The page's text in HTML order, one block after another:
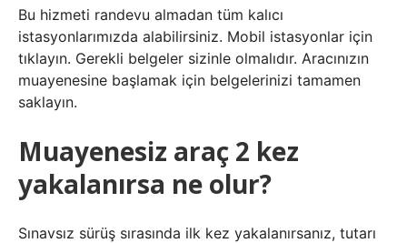
Bu hizmeti randevu almadan tüm kalıcı
istasyonlarımızda alabilirsiniz. Mobil istasyonlar için
tıklayın. Gerekli belgeler sizinle olmalıdır. Aracınızın
muayenesine başlamak için belgelerinizi tamamen
saklayın.
Muayenesiz araç 2 kez
yakalanırsa ne olur?
Sınavsız sürüş sırasında ilk kez yakalanırsanız, tutarı